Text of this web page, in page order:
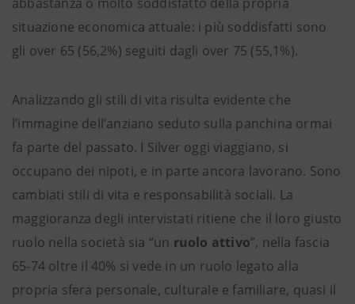
situazione economica attuale: i più soddisfatti sono
gli over 65 (56,2%) seguiti dagli over 75 (55,1%).
Analizzando gli stili di vita risulta evidente che
l’immagine dell’anziano seduto sulla panchina ormai
fa parte del passato. I Silver oggi viaggiano, si
occupano dei nipoti, e in parte ancora lavorano. Sono
cambiati stili di vita e responsabilità sociali. La
maggioranza degli intervistati ritiene che il loro giusto
ruolo nella società sia “un ruolo attivo”, nella fascia
65-74 oltre il 40% si vede in un ruolo legato alla
propria sfera personale, culturale e familiare, quasi il